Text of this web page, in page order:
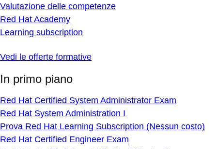
Valutazione delle competenze
Red Hat Academy
Learning subscription
Vedi le offerte formative
In primo piano
Red Hat Certified System Administrator Exam
Red Hat System Administration I
Prova Red Hat Learning Subscription (Nessun costo)
Red Hat Certified Engineer Exam